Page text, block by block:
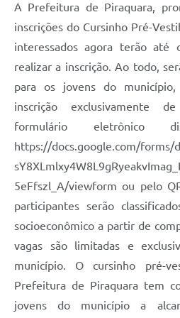
A Prefeitura de Piraquara,
inscrições do Cursinho Pré-
interessados agora terão
realizar a inscrição. Ao todo,
para os jovens do
inscrição exclusivamente
formulário eletrônico
https://docs.google.com/forms/
5eFfszl_A/viewform ou pelo
participantes serão
socioeconômico a partir de
vagas são limitadas e
município. O cursinho pré-
Prefeitura de Piraquara tem
jovens do município a